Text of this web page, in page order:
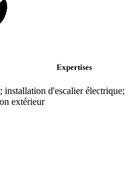
Expertises
d'escalier électrique;
extérieur